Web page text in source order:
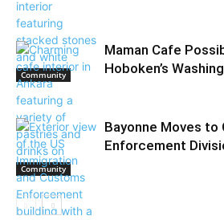
Community
Community
Maman Cafe
Hoboken’s
Bayonne Moves to
Enforcement